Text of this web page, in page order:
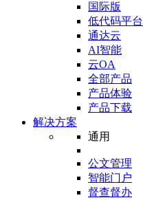
国际版
低代码平台
通达云
AI智能
云OA
全部产品
产品体验
产品下载
解决方案
通用
公文管理
智能门户
督查督办